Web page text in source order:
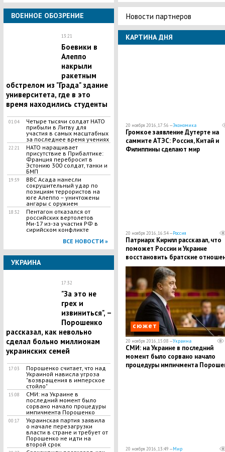
ВОЕННОЕ ОБОЗРЕНИЕ
13:21
Боевики в
Алеппо
накрыли
ракетным
обстрелом из "Града" здание
университета, где в это
время находились студенты
01:04
Четыре тысячи солдат НАТО
прибыли в Литву для
участия в самых масштабных
за последнее время учениях
22:21
НАТО наращивает
присутствие в Прибалтике:
Франция перебросит в
Эстонию 300 солдат, танки и
БМП
19:59
ВВС Асада нанесли
сокрушительный удар по
позициям террористов на
юге Алеппо – уничтожены
ангары с оружием
18:32
Пентагон отказался от
российских вертолетов
Ми-17 из-за участия РФ в
сирийском конфликте
ВСЕ НОВОСТИ »
УКРАИНА
17:32
"За это не
грех и
извиниться", –
Порошенко
рассказал, как невольно
сделал больно миллионам
украинских семей
17:03
Порошенко считает, что над
Украиной нависла угроза
"возвращения в имперское
стойло"
15:08
СМИ: на Украине в
последний момент было
сорвано начало процедуры
импичмента Порошенко
00:17
Украинская партия заявила
о начале перезагрузки
власти в стране и требует от
Порошенко не идти на
второй срок
Новости партнеров
КАРТИНА ДНЯ
20 ноября 2016, 17:56 —Экономика
Громкое заявление Дутерте на
саммите АТЭС: Россия, Китай и
Филиппины сделают мир
20 ноября 2016, 16:34 —Россия
Патриарх Кирилл рассказал, что
поможет России и Украине
восстановить братские
сюжет
20 ноября 2016, 15:08 —Украина
СМИ: на Украине в последний
момент было сорвано начало
процедуры импичмента
20 ноября 2016, 13:49 —Мир